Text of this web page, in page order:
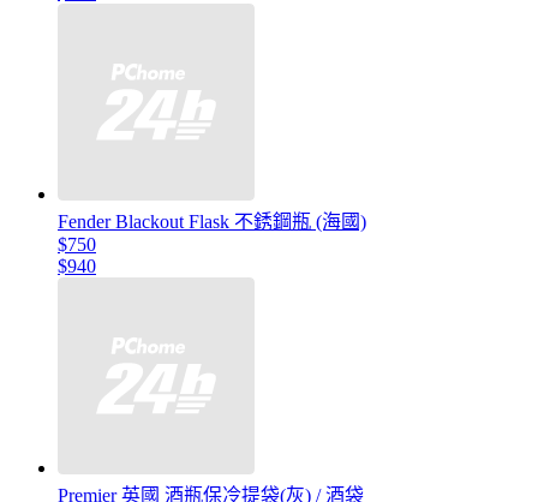
Fender Blackout Flask 不銹鋼瓶 (海國)
$750
$940
Premier 英國 酒瓶保冷提袋(灰) / 酒袋